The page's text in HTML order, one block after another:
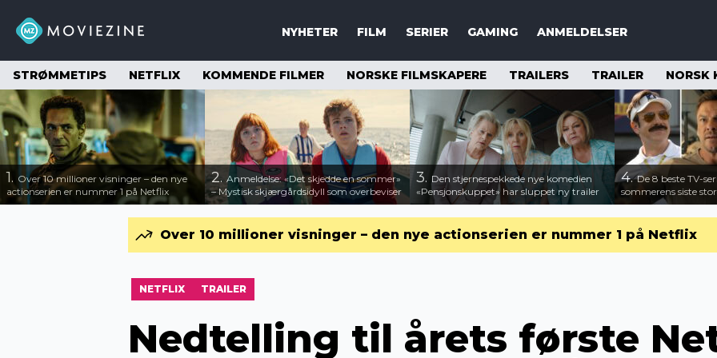
NYHETER FILM SERIER GAMING ANMELDELSER
STRØMMETIPS NETFLIX KOMMENDE FILMER NORSKE FILMSKAPERE TRAILERS TRAILER NORSK
1. Over 10 millioner visninger – den nye
actionserien er nummer 1 på Netflix
2. Anmeldelse: «Det skjedde en sommer»
– Mystisk skjærgårdsidyll som overbeviser
3. Den stjernespekkede nye komedien
«Pensjonskuppet» har sluppet ny trailer
4.De 8 beste TV-
sommerens siste
Over 10 millioner visninger – den nye actionserien er nummer 1 på Netflix
NETFLIX TRAILER
Nedtelling til årets første